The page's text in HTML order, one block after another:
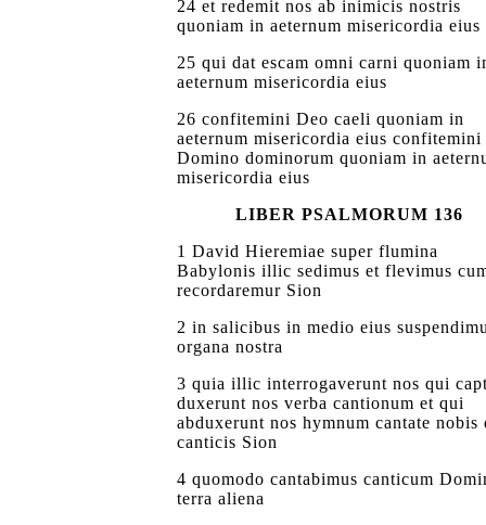
24 et redemit nos ab inimicis nostris
quoniam in aeternum misericordia eius
25 qui dat escam omni carni quoniam
aeternum misericordia eius
26 confitemini Deo caeli quoniam in
aeternum misericordia eius confitemini
Domino dominorum quoniam in
misericordia eius
LIBER PSALMORUM 136
1 David Hieremiae super flumina
Babylonis illic sedimus et flevimus
recordaremur Sion
2 in salicibus in medio eius
organa nostra
3 quia illic interrogaverunt nos qui
duxerunt nos verba cantionum et qui
abduxerunt nos hymnum cantate nobis
canticis Sion
4 quomodo cantabimus canticum
terra aliena